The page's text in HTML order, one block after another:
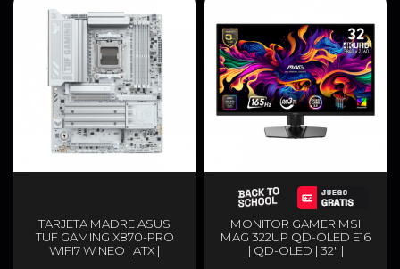
TARJETA MADRE ASUS
TUF GAMING X870-PRO
WIFI7 W NEO | ATX |
MONITOR GAMER MSI
MAG 322UP QD-OLED E16
| QD-OLED | 32" |